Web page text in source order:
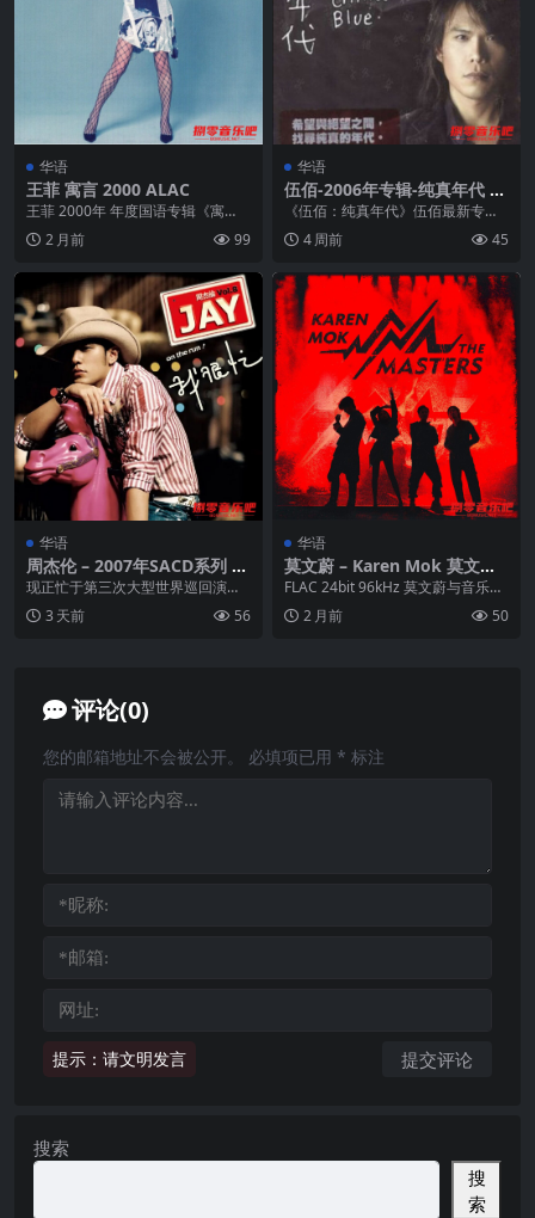
华语
王菲 寓言 2000 ALAC
王菲 2000年 年度国语专辑《寓
言》仍由她的老搭档制作人ALVIN L
EONG...
2 月前 99
华语
伍佰-2006年专辑-纯真年代 Fl
ac
《伍佰：纯真年代》伍佰最新专辑
是一张在越趋混乱的时代里，凭借
纯真的音乐让人重新找...
4 周前 45
华语
周杰伦 – 2007年SACD系列 –
我很忙 DSD DFF
现正忙于第三次大型世界巡回演唱
会的周杰伦，大呼《我很忙》来叫
喊著周董生活状态！从...
3 天前 56
华语
莫文蔚 – Karen Mok 莫文蔚
& The Masters FLAC
FLAC 24bit 96kHz 莫文蔚与音乐伙
伴 陈明道、荒井十一、李铢衔Ja...
2 月前 50
评论(0)
提示：请文明发言
您的邮箱地址不会被公开。 必填项已用 * 标注
搜索
搜
索